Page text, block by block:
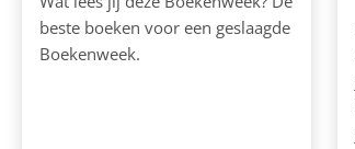
beste boeken voor een geslaagde
Boekenweek.